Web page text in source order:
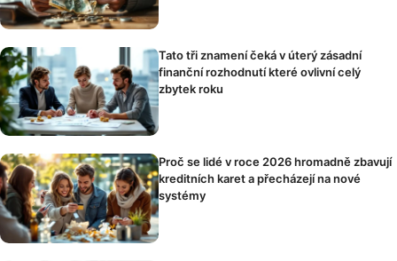
Tato tři znamení čeká v úterý zásadní
finanční rozhodnutí které ovlivní celý
zbytek roku
Proč se lidé v roce 2026 hromadně zbavují
kreditních karet a přecházejí na nové
systémy